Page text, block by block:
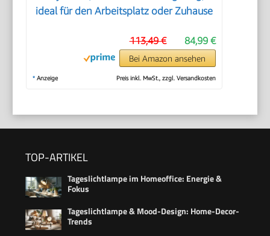
ideal für den Arbeitsplatz oder Zuhause
84,99 €
113,49 €
Bei Amazon ansehen
* Anzeige Preis inkl. MwSt., zzgl. Versandkosten
TOP-ARTIKEL
Tageslichtlampe im Homeoffice: Energie &
Fokus
Tageslichtlampe & Mood-Design: Home-Decor-
Trends